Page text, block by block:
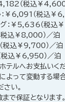
4,182（税込￥4,600
：￥6,091（税込￥
グ：￥5,636（税込
込￥8,000）／泊
税込￥9,700）／泊
込￥6,950）／泊
ルへお支払いくだ
って変動する場
い。
で保証となります。